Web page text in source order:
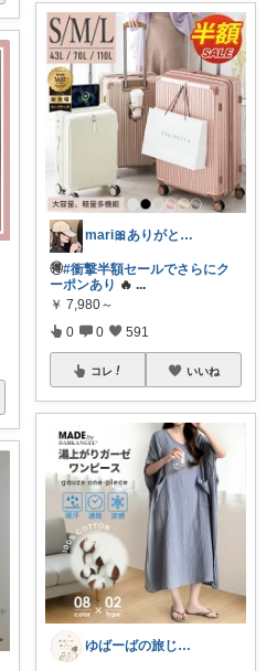
mari🎀ありがとうです🥹
🉐#衝撃半額セールでさらにク
ーポンあり 🔥 ...
￥ 7,980～
0 0 591
コレ いいね
ゆばーばの旅じたく